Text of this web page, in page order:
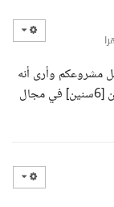
مشروعكم وأرى أنه
يتناسب تماما مع خبرتي العملية، حيث أمتلك: أكثر من [6سنين] في مجال